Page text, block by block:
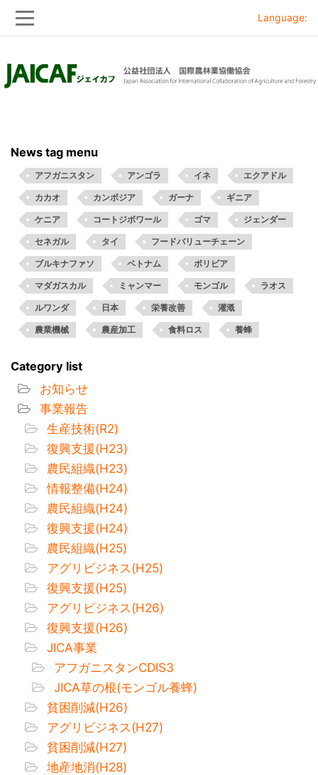
to
to
Language:
News tag menu
アフガニスタン アンゴラ イネ エクアドル
カカオ カンボジア ガーナ ギニア
ケニア コートジボワール ゴマ ジェンダー
セネガル タイ フードバリューチェーン
ブルキナファソ ベトナム ボリビア
マダガスカル ミャンマー モンゴル ラオス
ルワンダ 日本 栄養改善 灌漑
農業機械 農産加工 食料ロス 養蜂
Category list
お知らせ
事業報告
生産技術(R2)
復興支援(H23)
農民組織(H23)
情報整備(H24)
農民組織(H24)
復興支援(H24)
農民組織(H25)
アグリビジネス(H25)
復興支援(H25)
アグリビジネス(H26)
復興支援(H26)
JICA事業
アフガニスタンCDIS3
JICA草の根(モンゴル養蜂)
貧困削減(H26)
アグリビジネス(H27)
貧困削減(H27)
地産地消(H28)